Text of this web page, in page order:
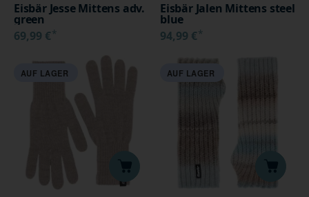
Eisbär Jesse Mittens adv.
green
69,99 €*
Eisbär Jalen Mittens steel
blue
94,99 €*
AUF LAGER AUF LAGER